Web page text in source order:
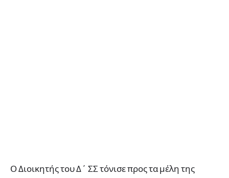
Ο Διοικητής του Δ΄ ΣΣ τόνισε προς τα μέλη της